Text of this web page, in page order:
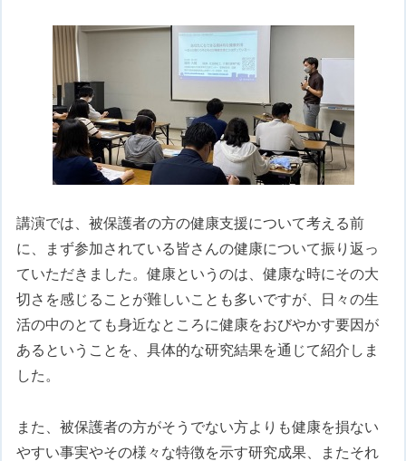
講演では、被保護者の方の健康支援について考える前
に、まず参加されている皆さんの健康について振り返っ
ていただきました。健康というのは、健康な時にその大
切さを感じることが難しいことも多いですが、日々の生
活の中のとても身近なところに健康をおびやかす要因が
あるということを、具体的な研究結果を通じて紹介しま
した。
また、被保護者の方がそうでない方よりも健康を損ない
やすい事実やその様々な特徴を示す研究成果、またそれ